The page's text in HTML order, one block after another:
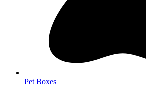
Pet Boxes